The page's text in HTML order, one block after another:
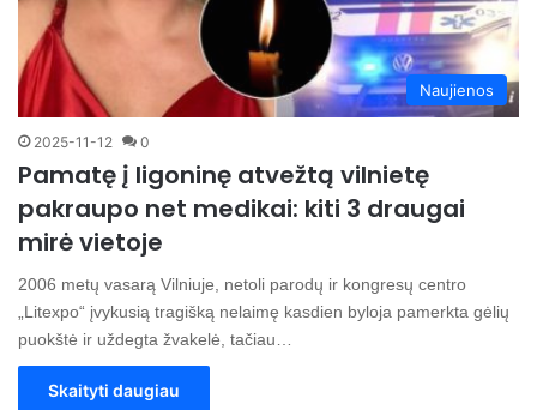
Naujienos
2025-11-12 0
Pamatę į ligoninę atvežtą vilnietę
pakraupo net medikai: kiti 3 draugai
mirė vietoje
2006 metų vasarą Vilniuje, netoli parodų ir kongresų centro
„Litexpo“ įvykusią tragišką nelaimę kasdien byloja pamerkta gėlių
puokštė ir uždegta žvakelė, tačiau…
Skaityti daugiau